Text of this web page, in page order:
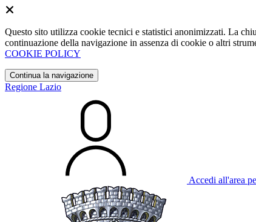
Questo sito utilizza cookie tecnici e statistici anonimizzati. La
continuazione della navigazione in assenza di cookie o altri
COOKIE POLICY
Continua la navigazione
Regione Lazio
Accedi all'area